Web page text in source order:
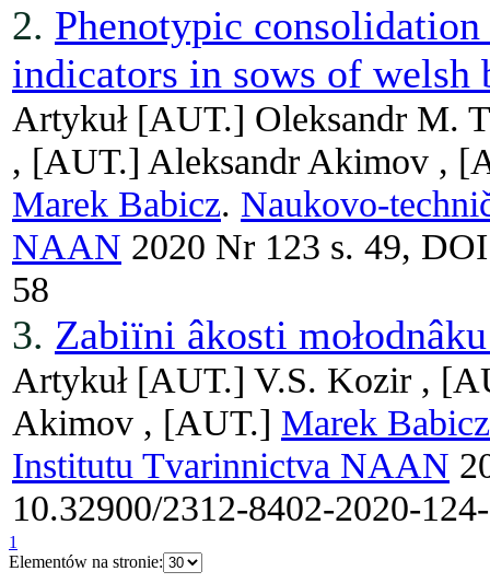
2. Phenotypic
indicators in sows of welsh
Artykuł[AUT.] Oleksandr M.
, [AUT.] Aleksandr Akimov ,
Marek Babicz. Naukovo-
NAAN 2020 Nr 123 s. 49,
58
3. Zabiїni âkosti
Artykuł[AUT.] V.S. Kozir ,
Akimov , [AUT.] Marek Babicz
Institutu Tvarinnictva NAAN
10.32900/2312-8402-2020-
1
Elementów na stronie: